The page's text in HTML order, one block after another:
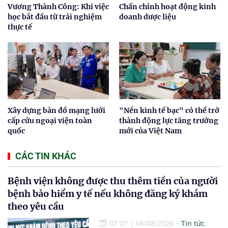
Vương Thành Công: Khi việc
học bắt đầu từ trải nghiệm
thực tế
Chấn chỉnh hoạt động kinh
doanh dược liệu
Xây dựng bản đồ mạng lưới
cấp cứu ngoại viện toàn
quốc
"Nền kinh tế bạc" có thể trở
thành động lực tăng trưởng
mới của Việt Nam
CÁC TIN KHÁC
Bệnh viện không được thu thêm tiền của người
bệnh bảo hiểm y tế nếu không đăng ký khám
theo yêu cầu
07:07 | 06/08/2026
Tin tức